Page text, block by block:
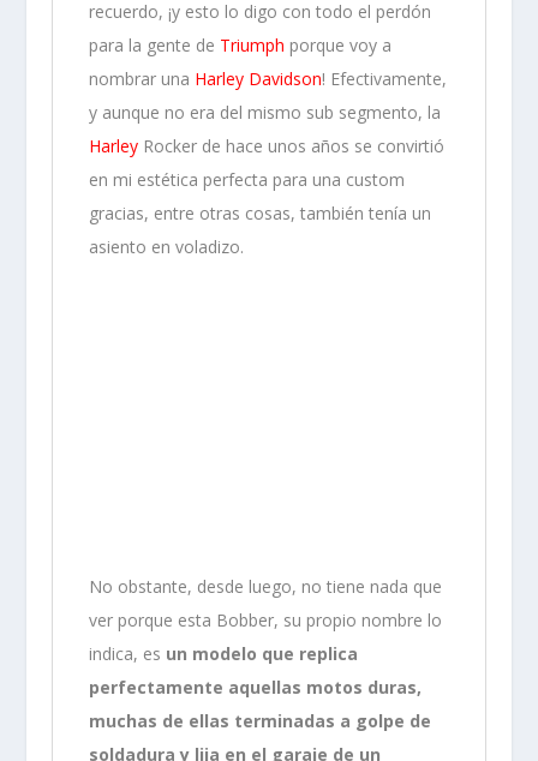
recuerdo, ¡y esto lo digo con todo el perdón
para la gente de Triumph porque voy a
nombrar una Harley Davidson! Efectivamente,
y aunque no era del mismo sub segmento, la
HarleyRocker de hace unos años se convirtió
en mi estética perfecta para una custom
gracias, entre otras cosas, también tenía un
asiento en voladizo.
No obstante, desde luego, no tiene nada que
ver porque esta Bobber, su propio nombre lo
indica, es un modelo que replica
perfectamente aquellas motos duras,
muchas de ellas terminadas a golpe de
soldadura y lija en el garaje de un